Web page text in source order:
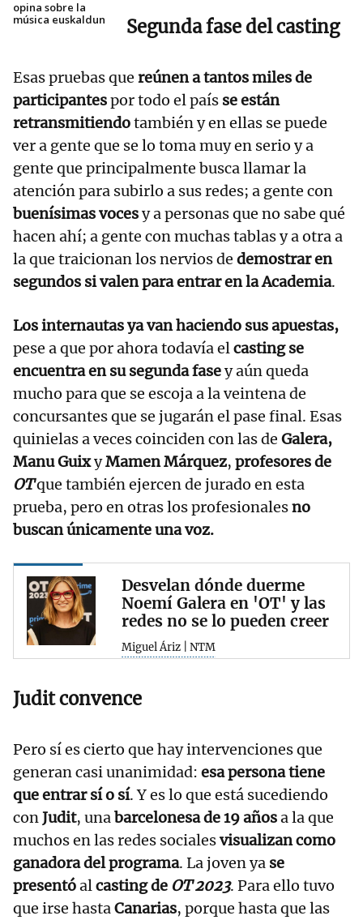
opina sobre la
música euskaldun
Segunda fase del casting
Esas pruebas que reúnen a tantos miles de
participantespor todo el país se están
retransmitiendotambién y en ellas se puede
ver a gente que se lo toma muy en serio y a
gente que principalmente busca llamar la
atención para subirlo a sus redes; a gente con
buenísimas vocesy a personas que no sabe qué
hacen ahí; a gente con muchas tablas y a otra a
la que traicionan los nervios de demostrar en
segundos si valen para entrar enla Academia.
Los internautas ya van haciendo sus apuestas,
pese a que por ahora todavía elcasting se
encuentra en su segunda fasey aún queda
mucho para que se escoja a la veintena de
concursantes que se jugarán el pase final. Esas
quinielas a veces coinciden con las de Galera,
Manu GuixyMamen Márquez, profesores de
OTque también ejercen de jurado en esta
prueba, pero en otras los profesionalesno
buscan únicamente una voz.
Desvelan dónde duerme
Noemí Galera en 'OT' y las
redes no se lo pueden creer
Miguel Áriz | NTM
Judit convence
Pero sí es cierto que hay intervenciones que
generan casi unanimidad: esa persona tiene
que entrar sí o sí. Y es lo que está sucediendo
conJudit, unabarcelonesa de 19 añosa la que
muchos en las redes socialesvisualizan como
ganadora del programa. La joven ya se
presentóalcasting de OT 2023. Para ello tuvo
que irse hastaCanarias, porque hasta que las